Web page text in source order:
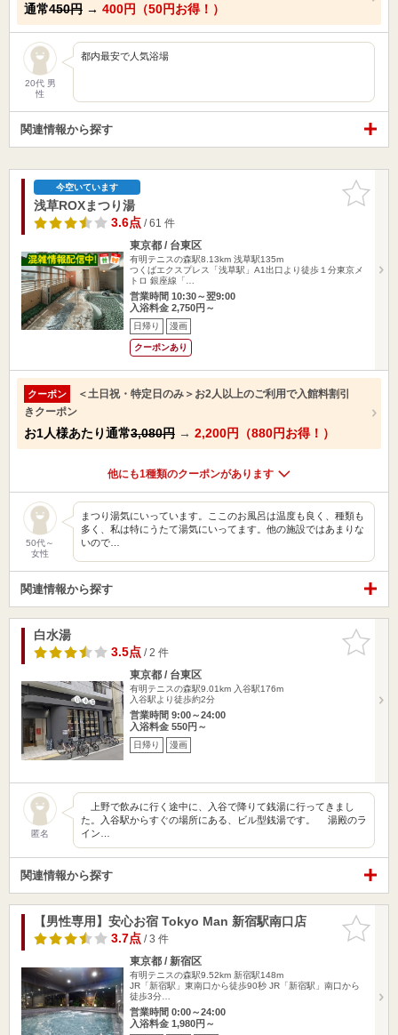
通常450円 → 400円（50円お得！）
20代 男
性
都内最安で人気浴場
関連情報から探す
お気に入
りに追加
今空いています
浅草ROXまつり湯
3.6点/ 61 件
東京都 / 台東区
有明テニスの森駅8.13km 浅草駅135m
つくばエクスプレス「浅草駅」A1出口より徒歩１分東京メ
トロ 銀座線「…
営業時間 10:30～翌9:00
入浴料金 2,750円～
日帰り 漫画
クーポンあり
クーポン
＜土日祝・特定日のみ＞お2人以上のご利用で入館料割引
きクーポン
お1人様あたり通常3,080円 → 2,200円（880円お得！）
他にも1種類のクーポンがあります
50代～
女性
まつり湯気にいっています。ここのお風呂は温度も良く、種類も
多く、私は特にうたて湯気にいってます。他の施設ではあまりな
いので…
関連情報から探す
お気に入
りに追加
白水湯
3.5点/ 2 件
東京都 / 台東区
有明テニスの森駅9.01km 入谷駅176m
入谷駅より徒歩約2分
営業時間 9:00～24:00
入浴料金 550円～
日帰り 漫画
匿名
上野で飲みに行く途中に、入谷で降りて銭湯に行ってきまし
た。入谷駅からすぐの場所にある、ビル型銭湯です。 湯殿のラ
イン…
関連情報から探す
お気に入
りに追加
【男性専用】安心お宿 Tokyo Man 新宿駅南口店
3.7点/ 3 件
東京都 / 新宿区
有明テニスの森駅9.52km 新宿駅148m
JR「新宿駅」東南口から徒歩90秒 JR「新宿駅」南口から
徒歩3分…
営業時間 0:00～24:00
入浴料金 1,980円～